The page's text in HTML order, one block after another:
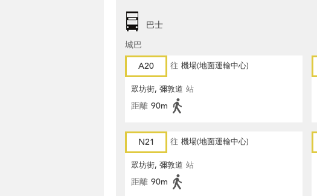
巴士
城巴
A20
往 機場(地面運輸中心)
眾坊街, 彌敦道 站
距離 90m
N21 往 機場(地面運輸中心)
眾坊街, 彌敦道 站
距離 90m